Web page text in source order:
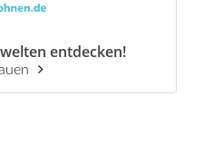
entdecken!